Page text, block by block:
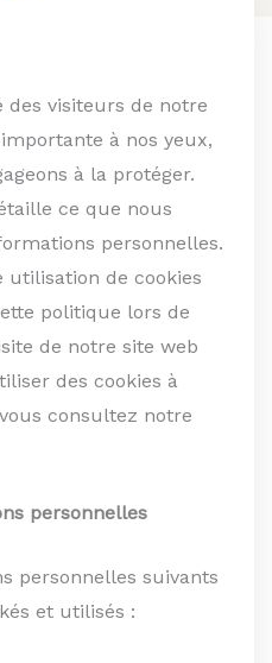
des visiteurs de notre
à nos yeux,
à la protéger.
ce que nous
personnelles.
utilisation de cookies
politique lors de
de notre site web
des cookies à
consultez notre
personnelles
personnelles suivants
et utilisés :